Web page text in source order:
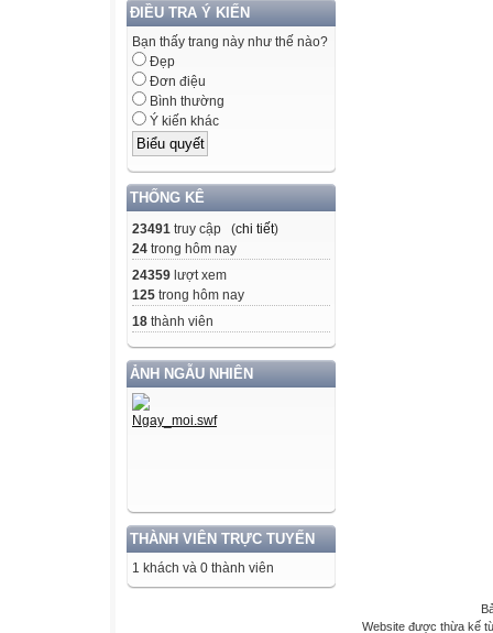
ĐIỀU TRA Ý KIẾN
Bạn thấy trang này như thế nào?
Đẹp
Đơn điệu
Bình thường
Ý kiến khác
THỐNG KÊ
23491 truy cập (chi tiết)
24 trong hôm nay
24359 lượt xem
125 trong hôm nay
18 thành viên
ẢNH NGẪU NHIÊN
THÀNH VIÊN TRỰC TUYẾN
1 khách và 0 thành viên
Website được thừa kế